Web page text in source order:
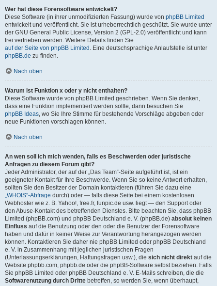
Wer hat diese Forensoftware entwickelt?
Diese Software (in ihrer unmodifizierten Fassung) wurde von phpBB Limited
entwickelt und veröffentlicht. Sie ist urheberrechtlich geschützt. Sie wurde unter
der GNU General Public License, Version 2 (GPL-2.0) veröffentlicht und kann
frei vertrieben werden. Weitere Details finden Sie
auf der Seite von phpBB Limited . Eine deutschsprachige Anlaufstelle ist unter
phpBB.de zu finden.
Nach oben
Warum ist Funktion x oder y nicht enthalten?
Diese Software wurde von phpBB Limited geschrieben. Wenn Sie denken,
dass eine Funktion implementiert werden sollte, dann besuchen Sie
phpBB Ideas, wo Sie Ihre Stimme für bestehende Vorschläge abgeben oder
neue Funktionen vorschlagen können.
Nach oben
An wen soll ich mich wenden, falls es Beschwerden oder juristische
Anfragen zu diesem Forum gibt?
Jeder Administrator, der auf der „Das Team“-Seite aufgeführt ist, ist ein
geeigneter Kontakt für Ihre Beschwerde. Wenn Sie so keine Antwort erhalten,
sollten Sie den Besitzer der Domain kontaktieren (führen Sie dazu eine
„WHOIS“-Abfrage durch) oder — falls diese Seite bei einem kostenlosen
Webhoster wie z. B. Yahoo!, free.fr, funpic.de usw. liegt — den Support oder
den Abuse-Kontakt des betreffenden Dienstes. Bitte beachten Sie, dass phpBB
Limited (phpBB.com) und phpBB Deutschland e. V. (phpBB.de) absolut keinen
Einfluss auf die Benutzung oder den oder die Benutzer der Forensoftware
haben und dafür in keiner Weise zur Verantwortung herangezogen werden
können. Kontaktieren Sie daher nie phpBB Limited oder phpBB Deutschland
e. V. in Zusammenhang mit jeglichen juristischen Fragen
(Unterlassungserklärungen, Haftungsfragen usw.), die sich nicht direkt auf die
Website phpbb.com, phpbb.de oder die phpBB-Software selbst beziehen. Falls
Sie phpBB Limited oder phpBB Deutschland e. V. E-Mails schreiben, die die
Softwarenutzung durch Dritte betreffen, so werden Sie, wenn überhaupt,